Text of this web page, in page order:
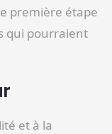
première étape
qui pourraient
et à la